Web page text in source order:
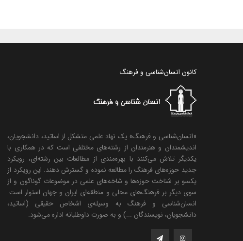
کانون انسان‌شناسی و فرهنگ
«انسان‌شناسی و فرهنگ» یک نهاد علمی متشکل از اساتید، دانشجویان،
اندیشمندان و هنرمندان از رشته‌های مختلفی است که در همکاری با
یکدیگر تلاش می‌کنند با بهره‌مندی از مطالعات بین رشته‌ای، رویکرد
جدید حوزه‌های فرهنگ را مطالعه نموده و گسترش دهند. این رویکرد از
یکسو بر شناخت حوزه‌ها و شاخه‌های علمی در موضوعات گوناگون و از
سوی دیگر بر فرهنگ‌های محلی و منطقه‌ای ایران و جهان استوار است.
انسان‌شناسی و فرهنگ به وسیله‌ی اشخاص حقیقی (اساتید،
دانشجویان، نویسندگان ...) و به صورت داوطلبانه اداره می‌شود.